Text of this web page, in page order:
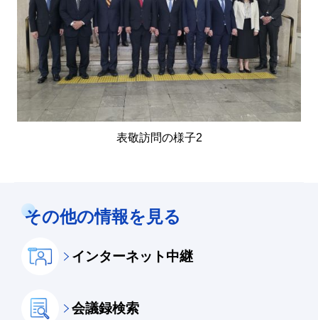
表敬訪問の様子2
その他の情報を見る
インターネット中継
会議録検索